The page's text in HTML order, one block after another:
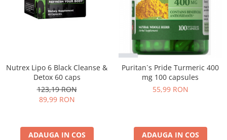
Nutrex Lipo 6 Black Cleanse &
Detox 60 caps
123,19 RON
89,99 RON
ADAUGA IN COS
Puritan`s Pride Turmeric 400
mg 100 capsules
55,99 RON
ADAUGA IN COS